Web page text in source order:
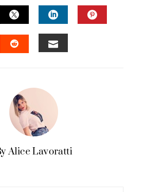
TWITTERLINKEDIN
Alice Lavoratti